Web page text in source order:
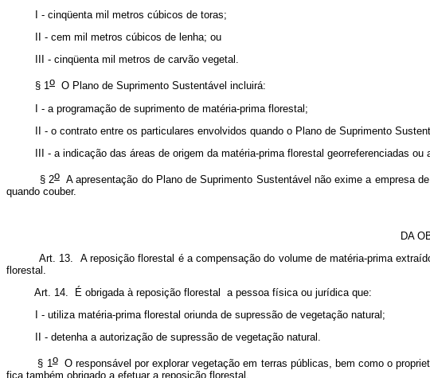
mil metros cúbicos de toras;
mil metros cúbicos de lenha; ou
mil metros de carvão vegetal.
1o O Plano de Suprimento Sustentável incluirá:
de suprimento de matéria-prima florestal;
entre os particulares envolvidos quando o Plano de Suprimento
das áreas de origem da matéria-prima florestal georreferenciadas ou a
2oA apresentação do Plano de Suprimento Sustentável não exime a empresa
quando couber.
DA
Art. 13. A reposição florestal é a compensação do volume de matéria-prima
florestal.
Art. 14. É obrigada à reposição florestal a pessoa física ou jurídica que:
matéria-prima florestal oriunda de supressão de vegetação natural;
a autorização de supressão de vegetação natural.
1oO responsável por explorar vegetação em terras públicas, bem como o
fica também obrigado a efetuar a reposição florestal.